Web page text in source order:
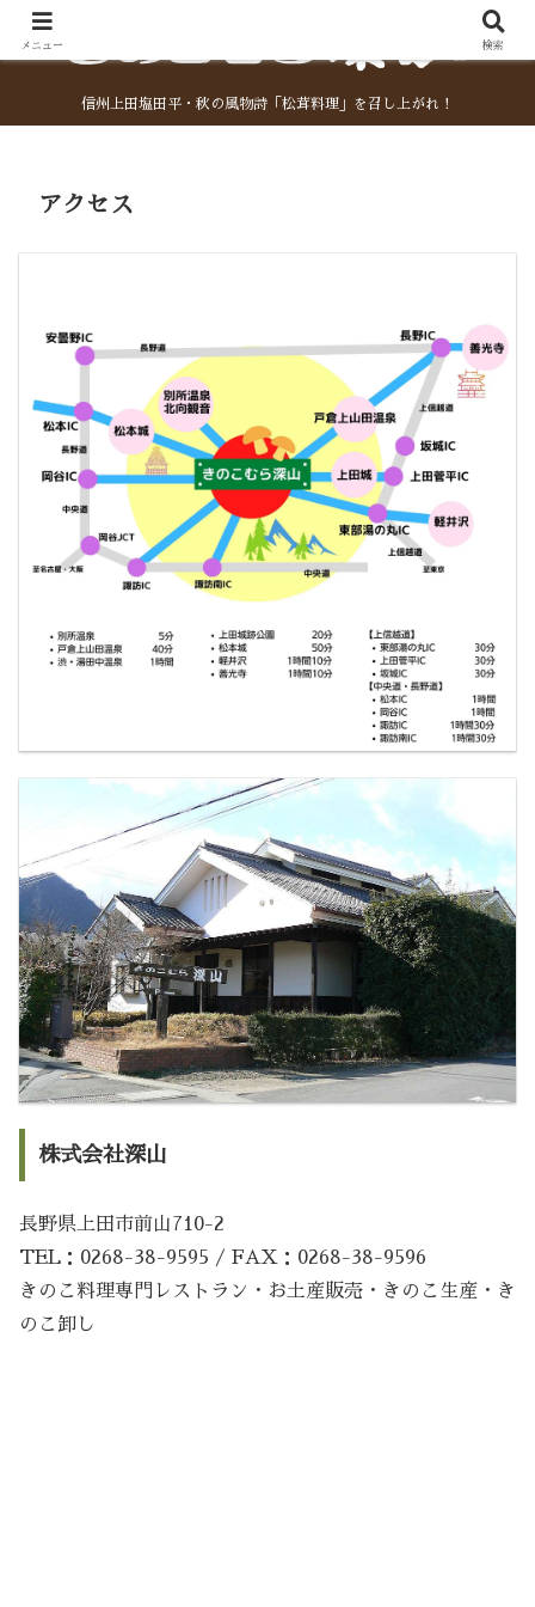
信州上田塩田平・秋の風物詩「松茸料理」を召し上がれ！
アクセス
株式会社深山
長野県上田市前山710-2
TEL：0268-38-9595 / FAX：0268-38-9596
きのこ料理専門レストラン・お土産販売・きのこ生産・き
のこ卸し
メニュー 検索